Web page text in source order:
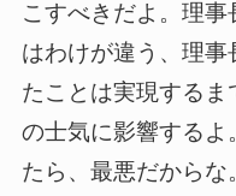
こすべきだよ。理事
はわけが違う、理事
たことは実現する
の士気に影響する
たら、最悪だからな